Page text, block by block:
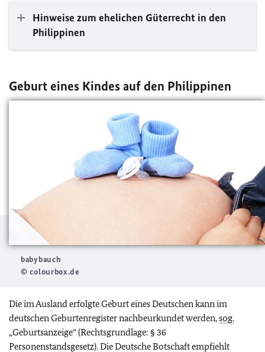
Hinweise zum ehelichen Güterrecht in den
Philippinen
Geburt eines Kindes auf den Philippinen
babybauch
© colourbox.de
Die im Ausland erfolgte Geburt eines Deutschen kann im
deutschen Geburtenregister nachbeurkundet werden,sog.
„Geburtsanzeige“ (Rechtsgrundlage: § 36
Personenstandsgesetz). Die Deutsche Botschaft empfiehlt